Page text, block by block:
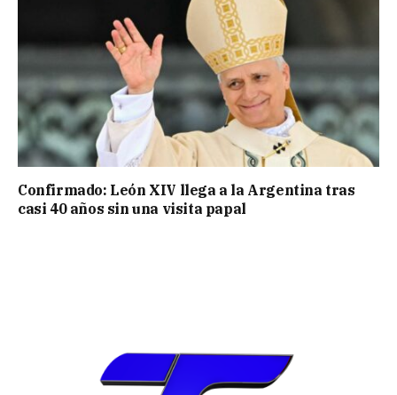
Confirmado: León XIV llega a la Argentina tras
casi 40 años sin una visita papal